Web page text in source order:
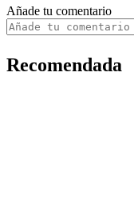
Añade tu comentario
Recomendada